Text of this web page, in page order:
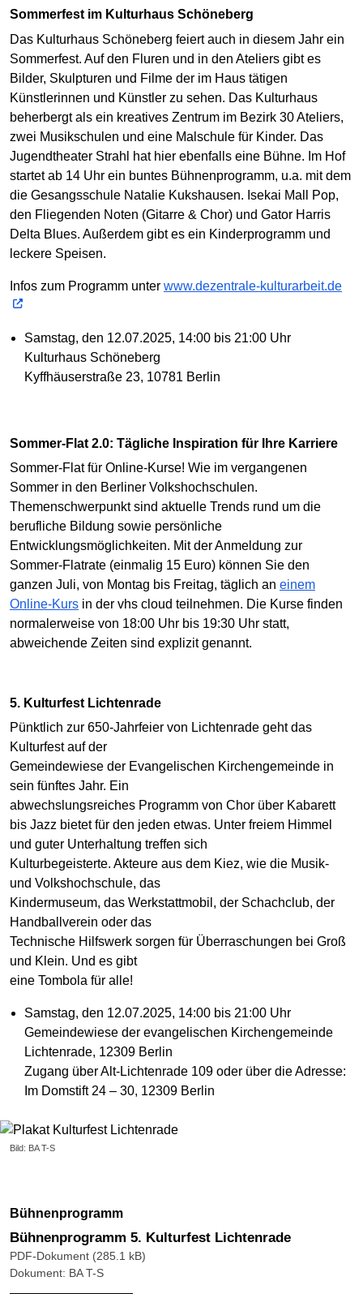
Sommerfest im Kulturhaus Schöneberg
Das Kulturhaus Schöneberg feiert auch in diesem Jahr ein
Sommerfest. Auf den Fluren und in den Ateliers gibt es
Bilder, Skulpturen und Filme der im Haus tätigen
Künstlerinnen und Künstler zu sehen. Das Kulturhaus
beherbergt als ein kreatives Zentrum im Bezirk 30 Ateliers,
zwei Musikschulen und eine Malschule für Kinder. Das
Jugendtheater Strahl hat hier ebenfalls eine Bühne. Im Hof
startet ab 14 Uhr ein buntes Bühnenprogramm, u.a. mit dem
die Gesangsschule Natalie Kukshausen. Isekai Mall Pop,
den Fliegenden Noten (Gitarre & Chor) und Gator Harris
Delta Blues. Außerdem gibt es ein Kinderprogramm und
leckere Speisen.
Infos zum Programm unter www.dezentrale-kulturarbeit.de
Samstag, den 12.07.2025, 14:00 bis 21:00 Uhr
Kulturhaus Schöneberg
Kyffhäuserstraße 23, 10781 Berlin
Sommer-Flat 2.0: Tägliche Inspiration für Ihre Karriere
Sommer-Flat für Online-Kurse! Wie im vergangenen
Sommer in den Berliner Volkshochschulen.
Themenschwerpunkt sind aktuelle Trends rund um die
berufliche Bildung sowie persönliche
Entwicklungsmöglichkeiten. Mit der Anmeldung zur
Sommer-Flatrate (einmalig 15 Euro) können Sie den
ganzen Juli, von Montag bis Freitag, täglich an einem
Online-Kurs in der vhs cloud teilnehmen. Die Kurse finden
normalerweise von 18:00 Uhr bis 19:30 Uhr statt,
abweichende Zeiten sind explizit genannt.
Bild: BA T-S
5. Kulturfest Lichtenrade
Pünktlich zur 650-Jahrfeier von Lichtenrade geht das
Kulturfest auf der
Gemeindewiese der Evangelischen Kirchengemeinde in
sein fünftes Jahr. Ein
abwechslungsreiches Programm von Chor über Kabarett
bis Jazz bietet für den jeden etwas. Unter freiem Himmel
und guter Unterhaltung treffen sich
Kulturbegeisterte. Akteure aus dem Kiez, wie die Musik-
und Volkshochschule, das
Kindermuseum, das Werkstattmobil, der Schachclub, der
Handballverein oder das
Technische Hilfswerk sorgen für Überraschungen bei Groß
und Klein. Und es gibt
eine Tombola für alle!
Samstag, den 12.07.2025, 14:00 bis 21:00 Uhr
Gemeindewiese der evangelischen Kirchengemeinde
Lichtenrade, 12309 Berlin
Zugang über Alt-Lichtenrade 109 oder über die Adresse:
Im Domstift 24 – 30, 12309 Berlin
Bühnenprogramm
Bühnenprogramm 5. Kulturfest Lichtenrade
PDF-Dokument (285.1 kB)
Dokument: BA T-S